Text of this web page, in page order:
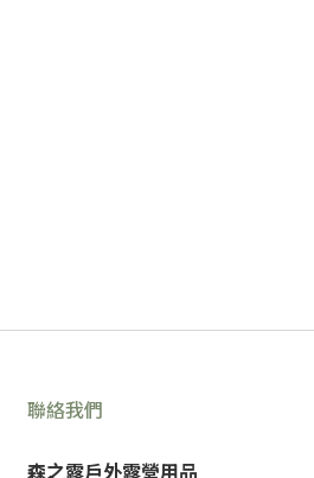
聯絡我們
森之露戶外露營用品